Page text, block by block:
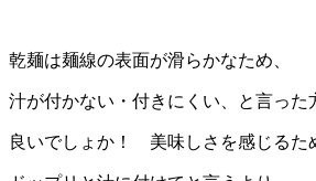
乾麺は麺線の表面が滑らかなため、
汁が付かない・付きにくい、と言った
良いでしょか！ 美味しさを感じるた